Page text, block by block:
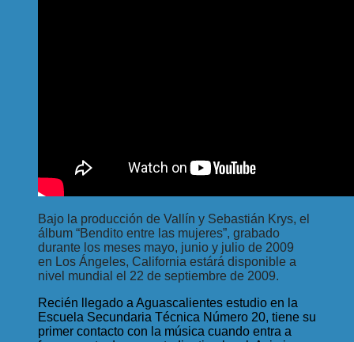
Bajo la producción de Vallín y Sebastián Krys, el
álbum “Bendito entre las mujeres”, grabado
durante los meses mayo, junio y julio de 2009
en Los Ángeles, California estárá disponible a
nivel mundial el 22 de septiembre de 2009.
Recién llegado a Aguascalientes estudio en la
Escuela Secundaria Técnica Número 20, tiene su
primer contacto con la música cuando entra a